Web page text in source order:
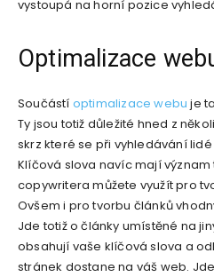
vystoupá na horní pozice
Optimalizace
Součástí optimalizace webu je
Ty jsou totiž důležité hned z
skrz které se při vyhledávání
Klíčová slova navíc mají
copywritera můžete využít pro
Ovšem i pro tvorbu článků
Jde totiž o články umístěné na
obsahují vaše klíčová slova a
stránek dostane na váš web.